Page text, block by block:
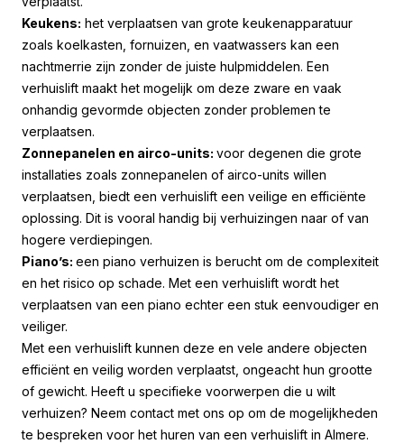
Keukens: het verplaatsen van grote keukenapparatuur
zoals koelkasten, fornuizen, en vaatwassers kan een
nachtmerrie zijn zonder de juiste hulpmiddelen. Een
verhuislift maakt het mogelijk om deze zware en vaak
onhandig gevormde objecten zonder problemen te
verplaatsen.
Zonnepanelen en airco-units: voor degenen die grote
installaties zoals zonnepanelen of airco-units willen
verplaatsen, biedt een verhuislift een veilige en efficiënte
oplossing. Dit is vooral handig bij verhuizingen naar of van
hogere verdiepingen.
Piano’s: een piano verhuizen is berucht om de complexiteit
en het risico op schade. Met een verhuislift wordt het
verplaatsen van een piano echter een stuk eenvoudiger en
veiliger.
Met een verhuislift kunnen deze en vele andere objecten
efficiënt en veilig worden verplaatst, ongeacht hun grootte
of gewicht. Heeft u specifieke voorwerpen die u wilt
verhuizen? Neem contact met ons op om de mogelijkheden
te bespreken voor het huren van een verhuislift in Almere.